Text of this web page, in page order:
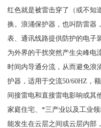
红色就是被雷击穿了（或不知
换。浪涌保护器，也叫防雷器
表、通讯线路提供防护的电子
为外界的干扰突然产生尖峰电
时间内导通分流，从而避免浪
护器，适用于交流50/60HZ，
间接雷电和直接雷电影响或其
家庭住宅、*三产业以及工业
能发生在云层之间或云层内部